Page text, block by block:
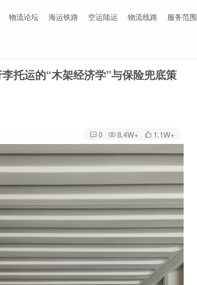
物流论坛 海运铁路 空运陆运 物流线路 服务范围
托运的“木架经济学”与保险兜底策
0 8.4W+ 1.1W+